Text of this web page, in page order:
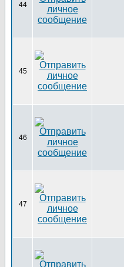
44
45
46
47